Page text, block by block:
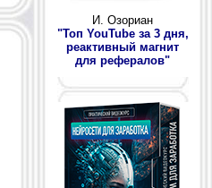
И. Озориан
"Топ YouTube за 3 дня,
реактивный магнит
для рефералов"